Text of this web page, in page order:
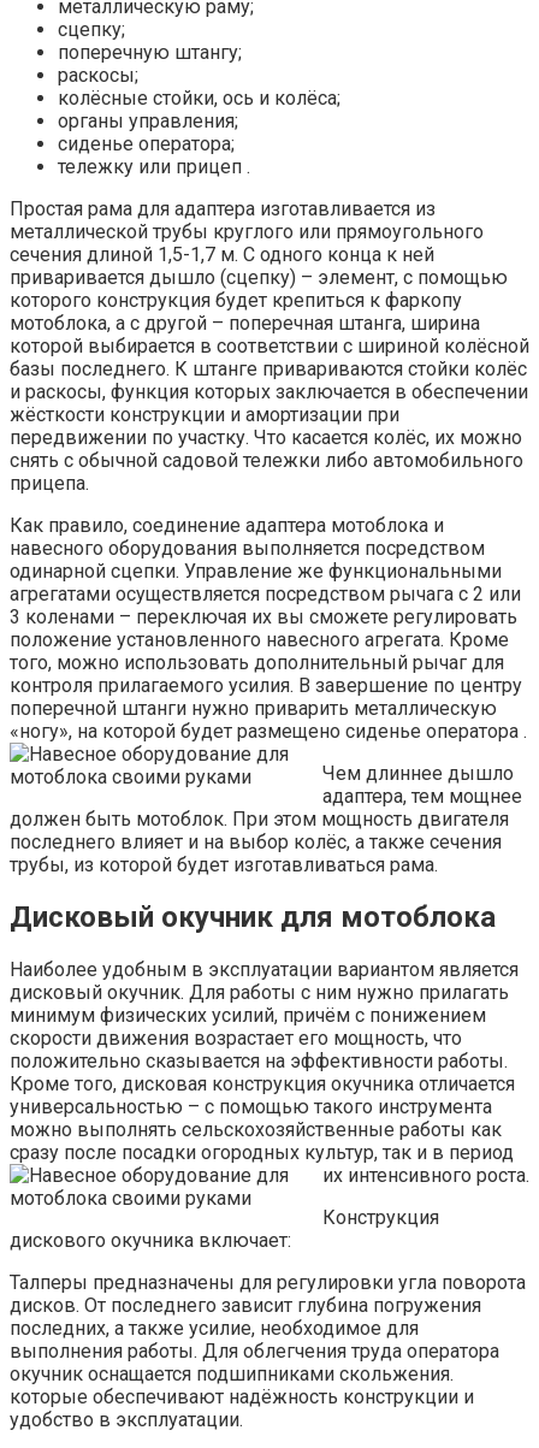
металлическую раму;
сцепку;
поперечную штангу;
раскосы;
колёсные стойки, ось и колёса;
органы управления;
сиденье оператора;
тележку или прицеп .
Простая рама для адаптера изготавливается из
металлической трубы круглого или прямоугольного
сечения длиной 1,5-1,7 м. С одного конца к ней
приваривается дышло (сцепку) – элемент, с помощью
которого конструкция будет крепиться к фаркопу
мотоблока, а с другой – поперечная штанга, ширина
которой выбирается в соответствии с шириной колёсной
базы последнего. К штанге привариваются стойки колёс
и раскосы, функция которых заключается в обеспечении
жёсткости конструкции и амортизации при
передвижении по участку. Что касается колёс, их можно
снять с обычной садовой тележки либо автомобильного
прицепа.
Как правило, соединение адаптера мотоблока и
навесного оборудования выполняется посредством
одинарной сцепки. Управление же функциональными
агрегатами осуществляется посредством рычага с 2 или
3 коленами – переключая их вы сможете регулировать
положение установленного навесного агрегата. Кроме
того, можно использовать дополнительный рычаг для
контроля прилагаемого усилия. В завершение по центру
поперечной штанги нужно приварить металлическую
«ногу», на которой будет размещено сиденье оператора .
Чем длиннее дышло
адаптера, тем мощнее
должен быть мотоблок. При этом мощность двигателя
последнего влияет и на выбор колёс, а также сечения
трубы, из которой будет изготавливаться рама.
Дисковый окучник для мотоблока
Наиболее удобным в эксплуатации вариантом является
дисковый окучник. Для работы с ним нужно прилагать
минимум физических усилий, причём с понижением
скорости движения возрастает его мощность, что
положительно сказывается на эффективности работы.
Кроме того, дисковая конструкция окучника отличается
универсальностью – с помощью такого инструмента
можно выполнять сельскохозяйственные работы как
сразу после посадки огородных культур, так и в период
их интенсивного роста.
Конструкция
дискового окучника включает:
Талперы предназначены для регулировки угла поворота
дисков. От последнего зависит глубина погружения
последних, а также усилие, необходимое для
выполнения работы. Для облегчения труда оператора
окучник оснащается подшипниками скольжения.
которые обеспечивают надёжность конструкции и
удобство в эксплуатации.